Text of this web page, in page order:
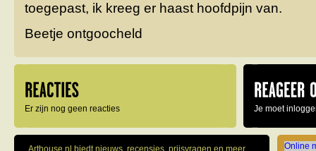
toegepast, ik kreeg er haast hoofdpijn van.
Beetje ontgoocheld
Er zijn nog geen reacties Je moet
Arthouse.nl biedt nieuws, recensies, prijsvragen en meer
Online